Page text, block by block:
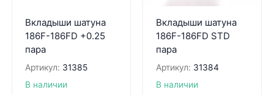
Вкладыши шатуна
186F-186FD +0.25
пара
Артикул: 31385
В наличии
Вкладыши шатуна
186F-186FD STD
пара
Артикул: 31384
В наличии